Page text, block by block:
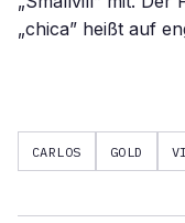
„chica” heißt auf
CARLOS GOLD